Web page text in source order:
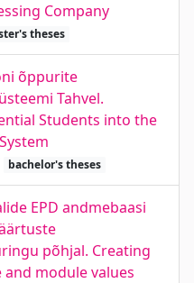
Company
theses
õppurite
Tahvel.
Students into the
bachelor's theses
EPD andmebaasi
põhjal. Creating
and module values